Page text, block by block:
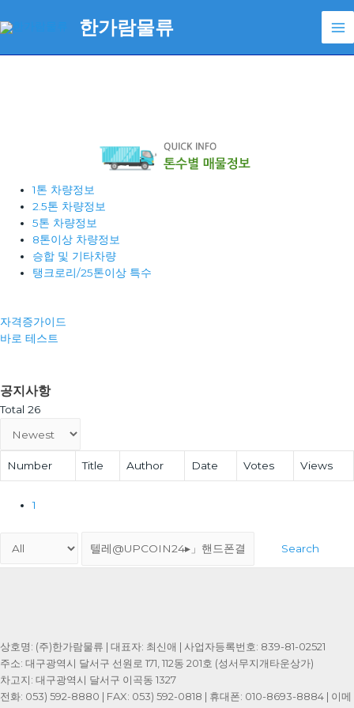
텐
로
한가람물류
1톤 차량정보
2.5톤 차량정보
5톤 차량정보
8톤이상 차량정보
승합 및 기타차량
탱크로리/25톤이상 특수
자격증가이드
바로 테스트
공지사항
Total 26
Number Title Author Date Votes Views
1
Search
상호명: (주)한가람물류 | 대표자: 최신애 | 사업자등록번호: 839-81-02521
주소: 대구광역시 달서구 선원로 171, 112동 201호 (성서무지개타운상가)
차고지: 대구광역시 달서구 이곡동 1327
전화: 053) 592-8880 | FAX: 053) 592-0818 | 휴대폰: 010-8693-8884 | 이메